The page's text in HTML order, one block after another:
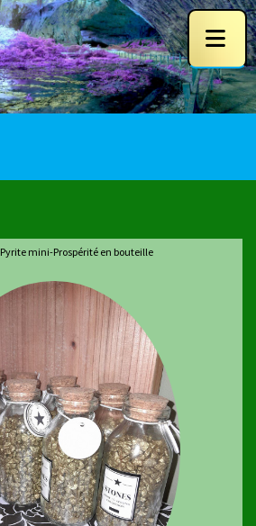
Pyrite mini-Prospérité en bouteille